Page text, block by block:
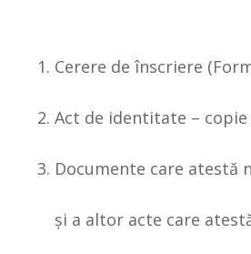
Cerere de înscriere
Act de identitate – copie
Documente care atestă
şi a altor acte care